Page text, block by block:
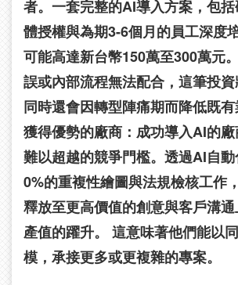
者。一套完整的AI導入方案，包
體授權與為期3-6個月的員工深度
可能高達新台幣150萬至300萬元
誤或內部流程無法配合，這筆投資
同時還會因轉型陣痛期而降低既有
獲得優勢的廠商： 成功導入AI的
難以超越的競爭門檻。透過AI自
0%的重複性繪圖與法規檢核工作
釋放至更高價值的創意與客戶溝
產值的躍升。 這意味著他們能以
模，承接更多或更複雜的專案。